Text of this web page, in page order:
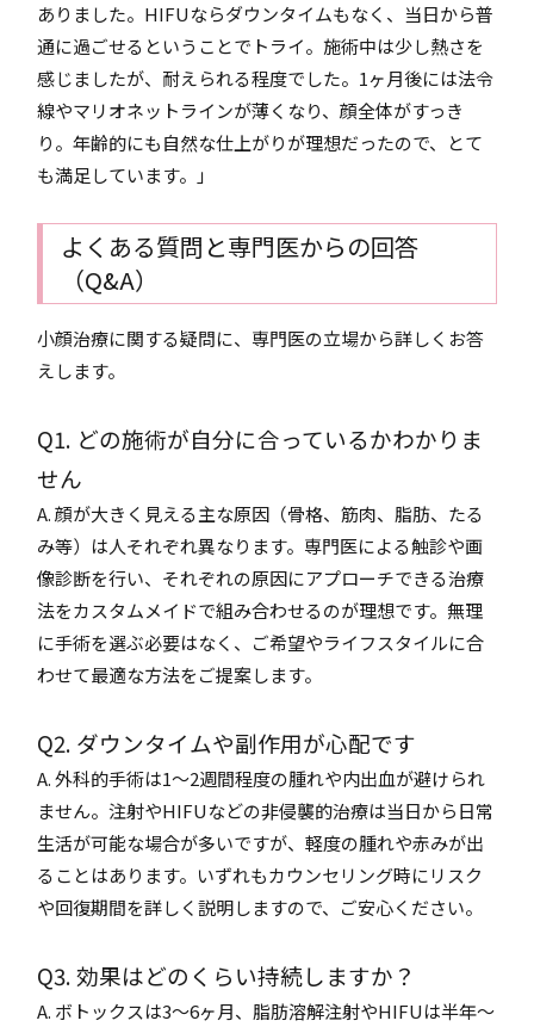
ありました。HIFUならダウンタイムもなく、当日から普
通に過ごせるということでトライ。施術中は少し熱さを
感じましたが、耐えられる程度でした。1ヶ月後には法令
線やマリオネットラインが薄くなり、顔全体がすっき
り。年齢的にも自然な仕上がりが理想だったので、とて
も満足しています。」
よくある質問と専門医からの回答
（Q&A）
小顔治療に関する疑問に、専門医の立場から詳しくお答
えします。
Q1. どの施術が自分に合っているかわかりま
せん
A. 顔が大きく見える主な原因（骨格、筋肉、脂肪、たる
み等）は人それぞれ異なります。専門医による触診や画
像診断を行い、それぞれの原因にアプローチできる治療
法をカスタムメイドで組み合わせるのが理想です。無理
に手術を選ぶ必要はなく、ご希望やライフスタイルに合
わせて最適な方法をご提案します。
Q2. ダウンタイムや副作用が心配です
A. 外科的手術は1〜2週間程度の腫れや内出血が避けられ
ません。注射やHIFUなどの非侵襲的治療は当日から日常
生活が可能な場合が多いですが、軽度の腫れや赤みが出
ることはあります。いずれもカウンセリング時にリスク
や回復期間を詳しく説明しますので、ご安心ください。
Q3. 効果はどのくらい持続しますか？
A. ボトックスは3〜6ヶ月、脂肪溶解注射やHIFUは半年～